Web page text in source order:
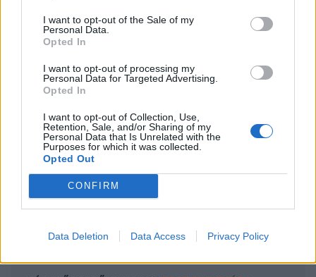
I want to opt-out of the Sale of my
Personal Data.
Opted In
I want to opt-out of processing my
Personal Data for Targeted Advertising.
Opted In
I want to opt-out of Collection, Use,
Retention, Sale, and/or Sharing of my
Personal Data that Is Unrelated with the
Purposes for which it was collected.
Opted Out
CONFIRM
Data Deletion Data Access Privacy Policy
A keresett cikk a portfolio.hu hírarchívumához
tartozik, melynek olvasása előfizetéses
regisztrációhoz kötött.
Az előfizetés a következőket tartalmazza:
Portfolio.hu teljes cikkarchívum
Kötéslisták: BÉT elmúlt 2 év napon belüli